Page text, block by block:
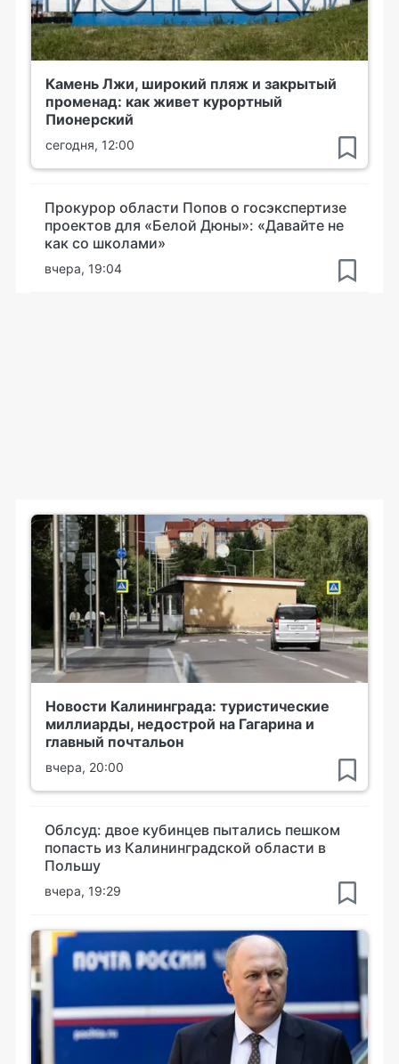
Камень Лжи, широкий пляж и закрытый
променад: как живет курортный
Пионерский
сегодня, 12:00
Прокурор области Попов о госэкспертизе
проектов для «Белой Дюны»: «Давайте не
как со школами»
вчера, 19:04
Новости Калининграда: туристические
миллиарды, недострой на Гагарина и
главный почтальон
вчера, 20:00
Облсуд: двое кубинцев пытались пешком
попасть из Калининградской области в
Польшу
вчера, 19:29